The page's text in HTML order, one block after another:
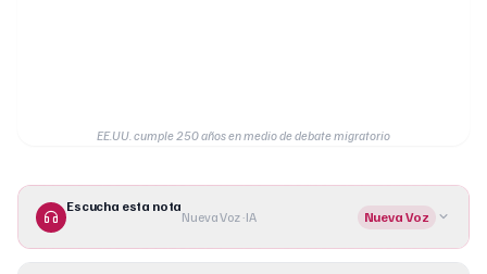
EE.UU. cumple 250 años en medio de debate migratorio
Escucha esta nota
Nueva Voz · IA Nueva Voz